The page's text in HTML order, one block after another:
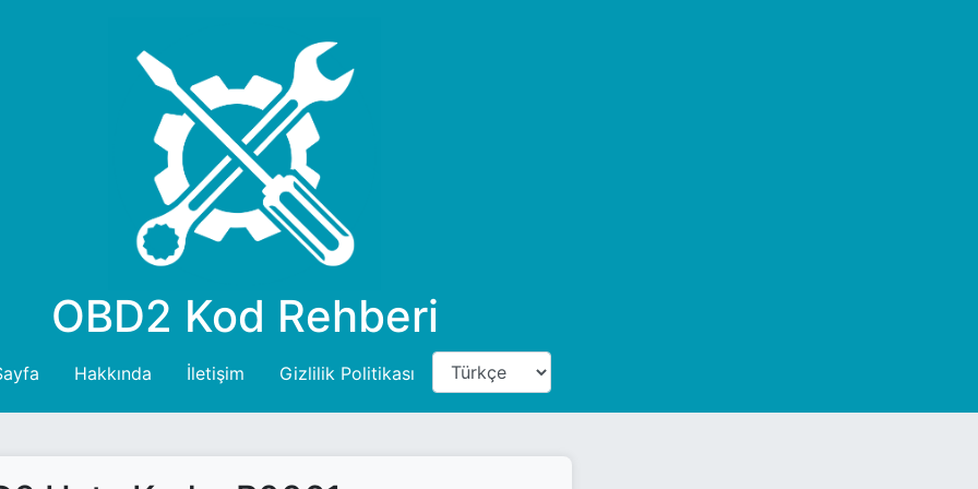
OBD2 Kod Rehberi
Hakkında İletişim Gizlilik Politikası